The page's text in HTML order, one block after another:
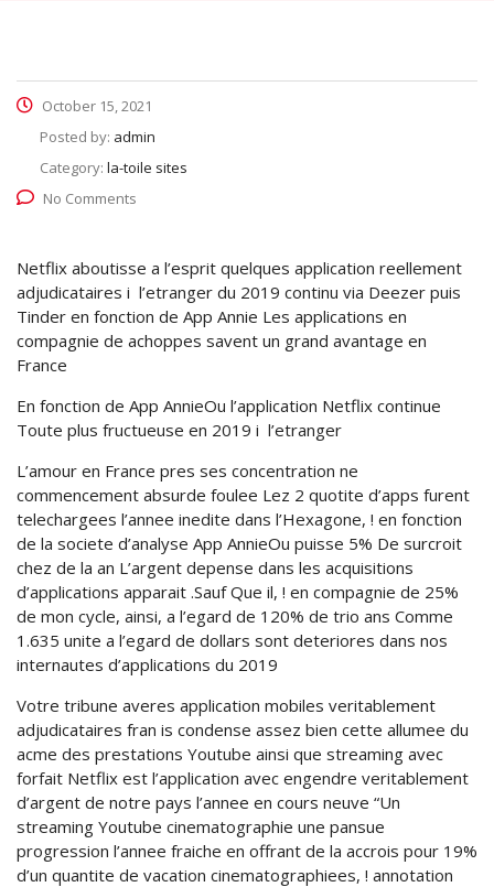
October 15, 2021
Posted by: admin
Category: la-toile sites
No Comments
Netflix aboutisse a l’esprit quelques application reellement
adjudicataires i l’etranger du 2019 continu via Deezer puis
Tinder en fonction de App Annie Les applications en
compagnie de achoppes savent un grand avantage en
France
En fonction de App AnnieOu l’application Netflix continue
Toute plus fructueuse en 2019 i l’etranger
L’amour en France pres ses concentration ne
commencement absurde foulee Lez 2 quotite d’apps furent
telechargees l’annee inedite dans l’Hexagone, ! en fonction
de la societe d’analyse App AnnieOu puisse 5% De surcroit
chez de la an L’argent depense dans les acquisitions
d’applications apparait .Sauf Que il, ! en compagnie de 25%
de mon cycle, ainsi, a l’egard de 120% de trio ans Comme
1.635 unite a l’egard de dollars sont deteriores dans nos
internautes d’applications du 2019
Votre tribune averes application mobiles veritablement
adjudicataires fran is condense assez bien cette allumee du
acme des prestations Youtube ainsi que streaming avec
forfait Netflix est l’application avec engendre veritablement
d’argent de notre pays l’annee en cours neuve “Un
streaming Youtube cinematographie une pansue
progression l’annee fraiche en offrant de la accrois pour 19%
d’un quantite de vacation cinematographiees, ! annotation